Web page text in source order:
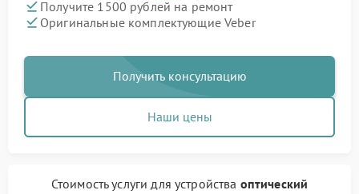
Получите 1500 рублей на ремонт
Оригинальные комплектующие Veber
Получить консультацию
Наши цены
Стоимость услугидля устройства оптический